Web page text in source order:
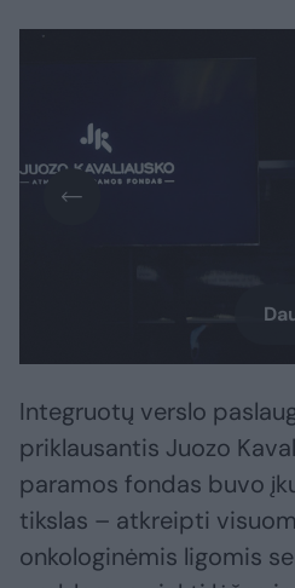
Integruotų verslo
priklausantis Juozo
paramos fondas buvo
tikslas – atkreipti
onkologinėmis ligomis